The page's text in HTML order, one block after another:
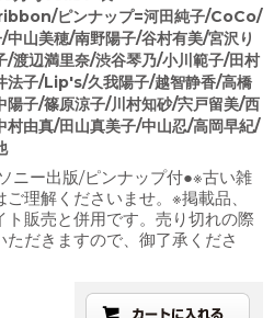
ピンナップ=河田純子/CoCo/
中山美穂/南野陽子/谷村有美/宮沢り
/渡辺満里奈/渋谷琴乃/小川範子/田村
法子/Lip's/久我陽子/越智静香/高橋
陽子/篠原涼子/川村知砂/宍戸留美/西
村由真/田山真美子/中山忍/高岡早紀/
ニー出版/ピンナップ付●※古い雑
理解くださいませ。※掲載品、
販売と併用です。売り切れの際
だきますので、御了承くださ